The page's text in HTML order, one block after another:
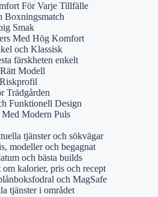
För Varje Tillfälle
Boxningsmatch
Smak
Med Hög Komfort
och Klassisk
färskheten enkelt
Modell
Trädgården
Funktionell Design
Med Modern Puls
tjänster och sökvägar
modeller och begagnat
och bästa builds
kalorier, pris och recept
och MagSafe
tjänster i området